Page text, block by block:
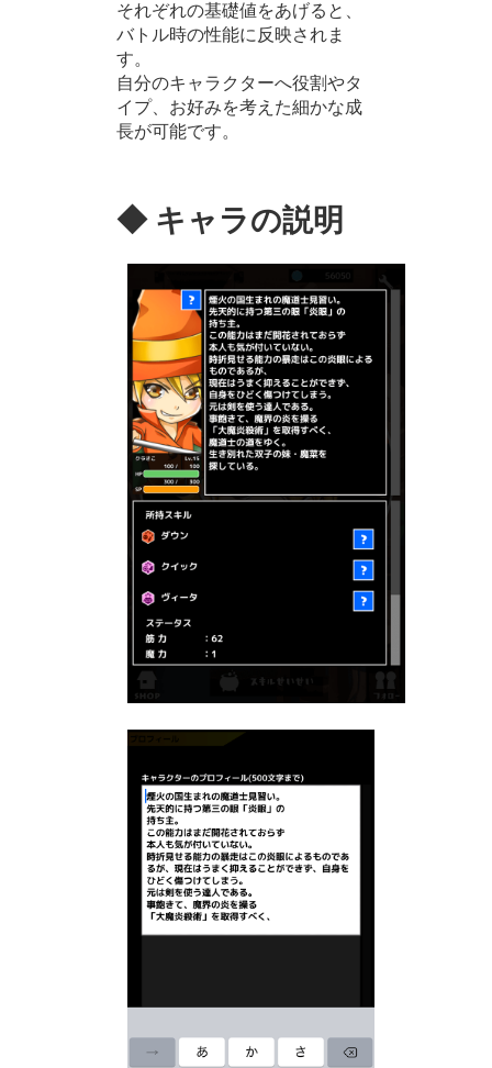
それぞれの基礎値をあげると、
バトル時の性能に反映されま
す。
自分のキャラクターへ役割やタ
イプ、お好みを考えた細かな成
長が可能です。
◆ キャラの説明